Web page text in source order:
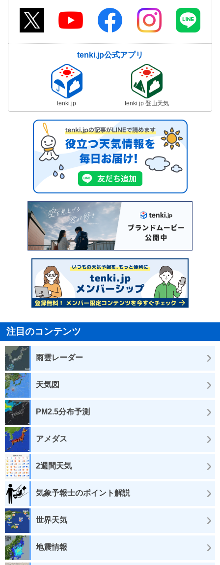
tenki.jp公式アプリ
tenki.jp tenki.jp 登山天気
注目のコンテンツ
雨雲レーダー
天気図
PM2.5分布予測
アメダス
2週間天気
気象予報士のポイント解説
世界天気
地震情報